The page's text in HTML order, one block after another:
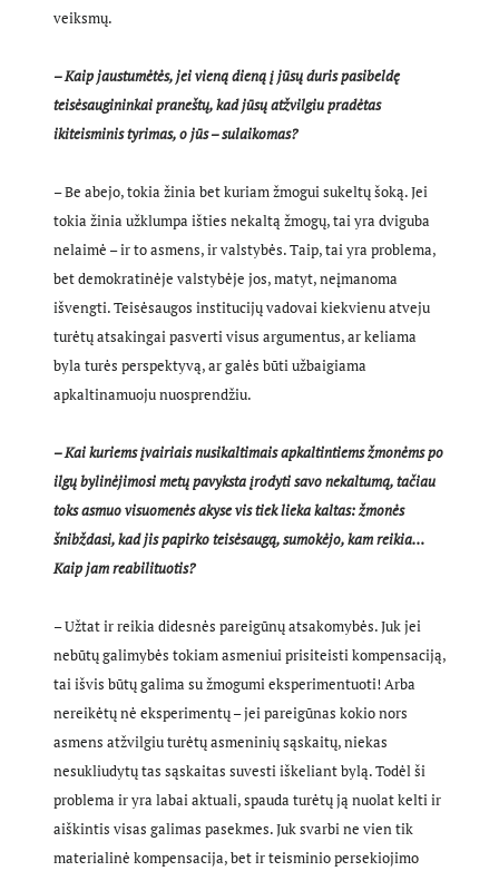
veiksmų.
– Kaip jaustumėtės, jei vieną dieną į jūsų duris pasibeldę
teisėsaugininkai praneštų, kad jūsų atžvilgiu pradėtas
ikiteisminis tyrimas, o jūs – sulaikomas?
– Be abejo, tokia žinia bet kuriam žmogui sukeltų šoką. Jei
tokia žinia užklumpa išties nekaltą žmogų, tai yra dviguba
nelaimė – ir to asmens, ir valstybės. Taip, tai yra problema,
bet demokratinėje valstybėje jos, matyt, neįmanoma
išvengti. Teisėsaugos institucijų vadovai kiekvienu atveju
turėtų atsakingai pasverti visus argumentus, ar keliama
byla turės perspektyvą, ar galės būti užbaigiama
apkaltinamuoju nuosprendžiu.
– Kai kuriems įvairiais nusikaltimais apkaltintiems žmonėms po
ilgų bylinėjimosi metų pavyksta įrodyti savo nekaltumą, tačiau
toks asmuo visuomenės akyse vis tiek lieka kaltas: žmonės
šnibždasi, kad jis papirko teisėsaugą, sumokėjo, kam reikia…
Kaip jam reabilituotis?
– Užtat ir reikia didesnės pareigūnų atsakomybės. Juk jei
nebūtų galimybės tokiam asmeniui prisiteisti kompensaciją,
tai išvis būtų galima su žmogumi eksperimentuoti! Arba
nereikėtų nė eksperimentų – jei pareigūnas kokio nors
asmens atžvilgiu turėtų asmeninių sąskaitų, niekas
nesukliudytų tas sąskaitas suvesti iškeliant bylą. Todėl ši
problema ir yra labai aktuali, spauda turėtų ją nuolat kelti ir
aiškintis visas galimas pasekmes. Juk svarbi ne vien tik
materialinė kompensacija, bet ir teisminio persekiojimo